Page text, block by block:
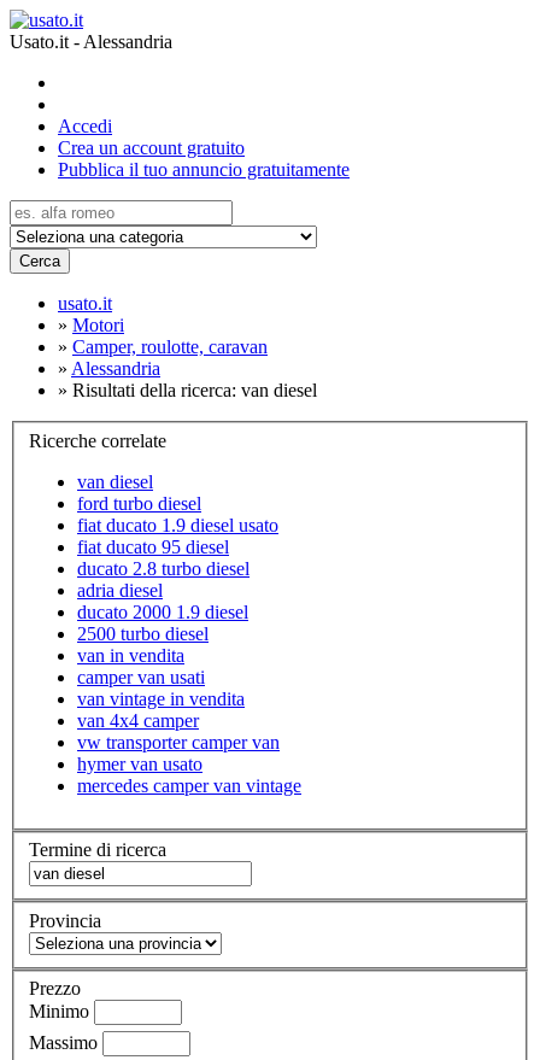
Usato.it - Alessandria
Accedi
Crea un account gratuito
Pubblica il tuo annuncio gratuitamente
Cerca
usato.it
» Motori
» Camper, roulotte, caravan
» Alessandria
» Risultati della ricerca: van diesel
Ricerche correlate
van diesel
ford turbo diesel
fiat ducato 1.9 diesel usato
fiat ducato 95 diesel
ducato 2.8 turbo diesel
adria diesel
ducato 2000 1.9 diesel
2500 turbo diesel
van in vendita
camper van usati
van vintage in vendita
van 4x4 camper
vw transporter camper van
hymer van usato
mercedes camper van vintage
Termine di ricerca
Provincia
Prezzo
Minimo
Massimo